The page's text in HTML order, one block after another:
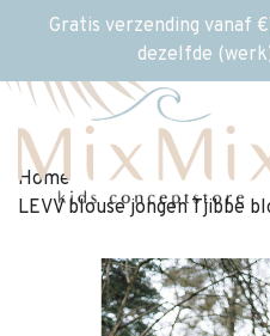
Gratis verzending vanaf
dezelfde
Home
LEVV blouse jongen Tjibbe